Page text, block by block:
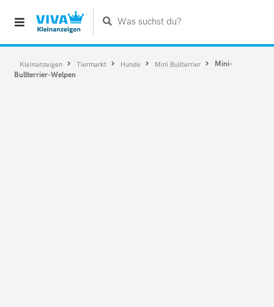
Was suchst du?
Kleinanzeigen Tiermarkt Hunde Mini Bullterrier
Mini-
Bullterrier-Welpen